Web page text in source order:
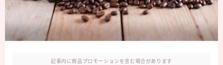
記事内に商品プロモーションを含む場合があります